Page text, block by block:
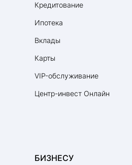
Кредитование
Ипотека
Вклады
Карты
VIP-обслуживание
Центр-инвест Онлайн
БИЗНЕСУ